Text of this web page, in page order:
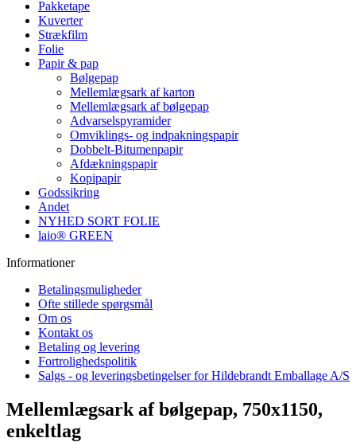
Pakketape
Kuverter
Strækfilm
Folie
Papir & pap
Bølgepap
Mellemlægsark af karton
Mellemlægsark af bølgepap
Advarselspyramider
Omviklings- og indpakningspapir
Dobbelt-Bitumenpapir
Afdækningspapir
Kopipapir
Godssikring
Andet
NYHED SORT FOLIE
laio® GREEN
Informationer
Betalingsmuligheder
Ofte stillede spørgsmål
Om os
Kontakt os
Betaling og levering
Fortrolighedspolitik
Salgs - og leveringsbetingelser for Hildebrandt Emballage A/S
Mellemlægsark af bølgepap, 750x1150,
enkeltlag